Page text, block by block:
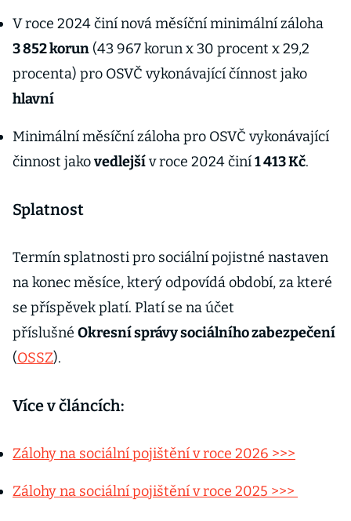
V roce 2024 činí nová měsíční minimální záloha
3 852 korun (43 967 korun x 30 procent x 29,2
procenta) pro OSVČ vykonávající čínnost jako
hlavní
Minimální měsíční záloha pro OSVČ vykonávající
činnost jakovedlejšív roce 2024 činí1 413 Kč.
Splatnost
Termín splatnosti pro sociální pojistné nastaven
na konec měsíce, který odpovídá období, za které
se příspěvek platí. Platí se na účet
příslušné Okresní správy sociálního zabezpečení
(OSSZ).
Více v článcích:
Zálohy na sociální pojištění v roce 2026 >>>
Zálohy na sociální pojištění v roce 2025 >>>